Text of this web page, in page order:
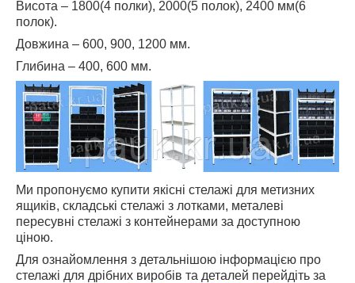
Висота – 1800(4 полки), 2000(5 полок), 2400 мм(6
полок).
Довжина – 600, 900, 1200 мм.
Глибина – 400, 600 мм.
Ми пропонуємо купити якісні стелажі для метизних
ящиків, складські стелажі з лотками, металеві
пересувні стелажі з контейнерами за доступною
ціною.
Для ознайомлення з детальнішою інформацією про
стелажі для дрібних виробів та деталей перейдіть за